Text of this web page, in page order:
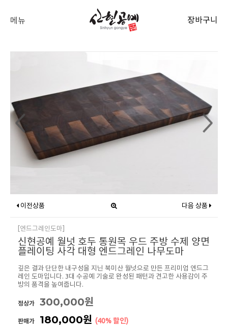
메뉴 장바구니
이전상품 다음 상품
[엔드그레인도마]
신현공예 월넛 호두 통원목 우드 주방 수제 양면
플레이팅 사각 대형 엔드그레인 나무도마
깊은 결과 단단한 내구성을 지닌 북미산 월넛으로 만든 프리미엄 엔드그
레인 도마입니다. 3대 수공예 기술로 완성된 패턴과 견고한 사용감이 주
방의 품격을 높여줍니다.
정상가 300,000원
판매가 180,000원 (40% 할인)